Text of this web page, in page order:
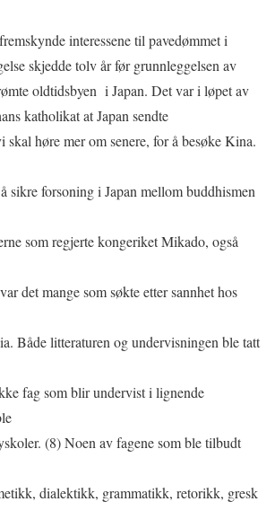
interessene til pavedømmet i
skjedde tolv år før grunnleggelsen av
oldtidsbyen i Japan. Det var i løpet av
katholikat at Japan sendte
høre mer om senere, for å besøke Kina.
sikre forsoning i Japan mellom buddhismen
som regjerte kongeriket Mikado, også
det mange som søkte etter sannhet hos
Både litteraturen og undervisningen ble tatt
fag som blir undervist i lignende
(8) Noen av fagene som ble tilbudt
dialektikk, grammatikk, retorikk, gresk